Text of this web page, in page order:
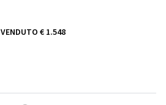
VENDUTO € 1.548